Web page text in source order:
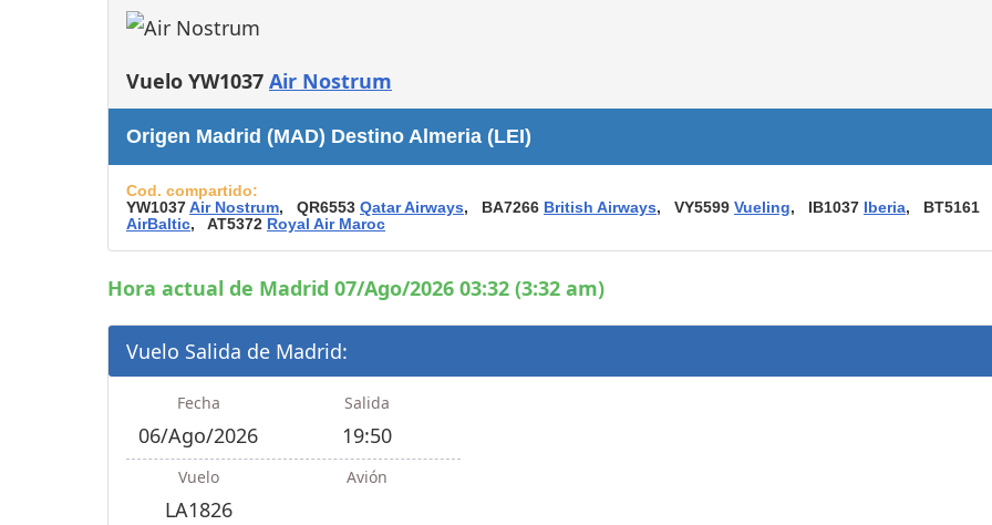
Vuelo YW1037 Air Nostrum
Origen Madrid (MAD) Destino Almeria (LEI)
Cod. compartido:
YW1037Air Nostrum, QR6553 Qatar Airways, BA7266 British Airways, VY5599 Vueling, IB1037 Iberia, BT5161
AirBaltic, AT5372 Royal Air Maroc
Hora actual de Madrid 07/Ago/2026 03:32 (3:32 am)
Vuelo Salida de Madrid:
Fecha
06/Ago/2026
Salida
19:50
Vuelo
LA1826
Avión
Tiendas y Restaurantes